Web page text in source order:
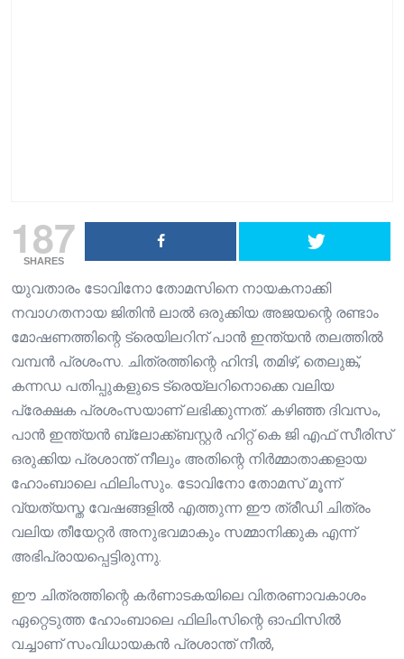
187
SHARES
യുവതാരം ടോവിനോ തോമസിനെ നായകനാക്കി
നവാഗതനായ ജിതിൻ ലാൽ ഒരുക്കിയ അജയന്റെ രണ്ടാം
മോഷണത്തിന്റെ ട്രെയിലറിന് പാൻ ഇന്ത്യൻ തലത്തിൽ
വമ്പൻ പ്രശംസ. ചിത്രത്തിന്റെ ഹിന്ദി, തമിഴ്, തെലുങ്ക്,
കന്നഡ പതിപ്പുകളുടെ ട്രെയ്ലറിനൊക്കെ വലിയ
പ്രേക്ഷക പ്രശംസയാണ് ലഭിക്കുന്നത്. കഴിഞ്ഞ ദിവസം,
പാൻ ഇന്ത്യൻ ബ്ലോക്ക്ബസ്റ്റർ ഹിറ്റ് കെ ജി എഫ് സീരിസ്
ഒരുക്കിയ പ്രശാന്ത് നീലും അതിന്റെ നിർമ്മാതാക്കളായ
ഹോംബാലെ ഫിലിംസും. ടോവിനോ തോമസ് മൂന്ന്
വ്യത്യസ്ത വേഷങ്ങളിൽ എത്തുന്ന ഈ ത്രീഡി ചിത്രം
വലിയ തീയേറ്റർ അനുഭവമാകും സമ്മാനിക്കുക എന്ന്
അഭിപ്രായപ്പെട്ടിരുന്നു.
ഈ ചിത്രത്തിന്റെ കർണാടകയിലെ വിതരണാവകാശം
ഏറ്റെടുത്ത ഹോംബാലെ ഫിലിംസിന്റെ ഓഫിസിൽ
വച്ചാണ് സംവിധായകൻ പ്രശാന്ത് നീൽ,